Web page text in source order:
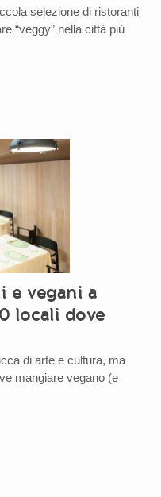
selezione di ristoranti
“veggy” nella città più
e vegani a
locali dove
di arte e cultura, ma
mangiare vegano (e